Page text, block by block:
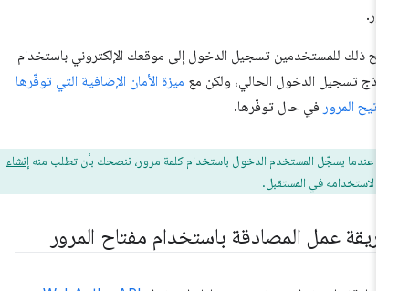
ذلك للمستخدمين تسجيل الدخول إلى موقعك الإلكتروني باستخدام
تسجيل الدخول الحالي، ولكن مع ميزة الأمان الإضافية التي توفّرها
المرورفي حال توفّرها.
عندما يسجّل المستخدم الدخول باستخدام كلمة مرور، ننصحك بأن تطلب منه إنشاء
لاستخدامه في المستقبل.
عمل المصادقة باستخدام مفتاح المرور